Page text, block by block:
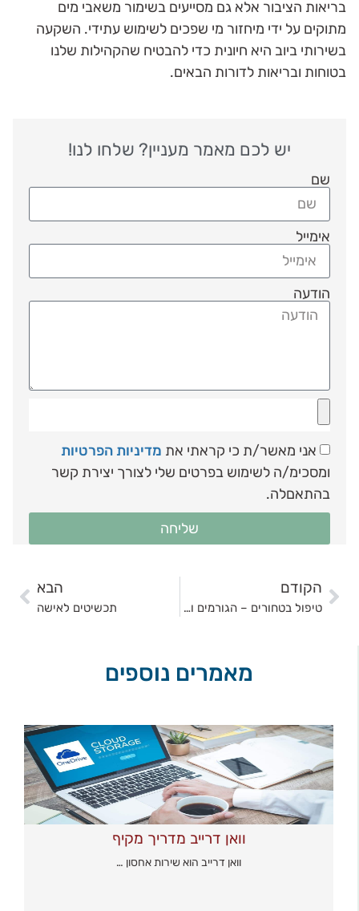
בריאות הציבור אלא גם מסייעים בשימור משאבי מים
מתוקים על ידי מיחזור מי שפכים לשימוש עתידי. השקעה
בשירותי ביוב היא חיונית כדי להבטיח שהקהילות שלנו
בטוחות ובריאות לדורות הבאים.
יש לכם מאמר מעניין? שלחו לנו!
שם
אימייל
הודעה
אני מאשר/ת כי קראתי את מדיניות הפרטיות
ומסכימ/ה לשימוש בפרטים שלי לצורך יצירת קשר
בהתאםלה.
שליחה
הקודם
טיפול בטחורים – הגורמים וסוגי הטחורים הקיימים
הבא
תכשיטים לאישה
מאמרים נוספים
וואן דרייב מדריך מקיף
וואן דרייב הוא שירות אחסון …